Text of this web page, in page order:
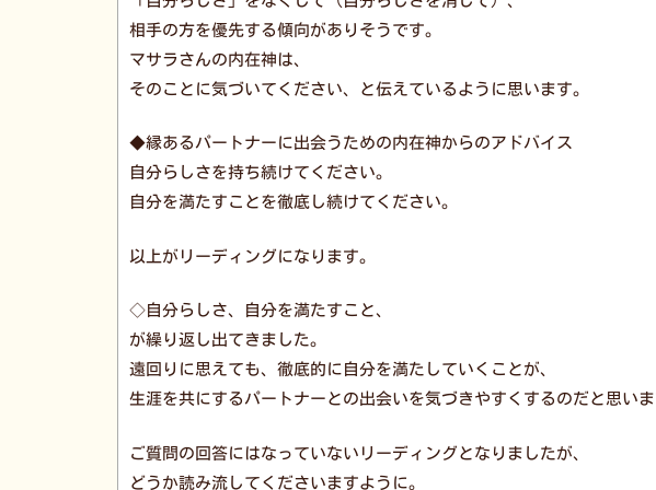
相手の方を優先する傾向がありそうです。
マサラさんの内在神は、
そのことに気づいてください、と伝えているように思います。
◆縁あるパートナーに出会うための内在神からのアドバイス
自分らしさを持ち続けてください。
自分を満たすことを徹底し続けてください。
以上がリーディングになります。
◇自分らしさ、自分を満たすこと、
が繰り返し出てきました。
遠回りに思えても、徹底的に自分を満たしていくことが、
生涯を共にするパートナーとの出会いを気づきやすくするのだと思いま
ご質問の回答にはなっていないリーディングとなりましたが、
どうか読み流してくださいますように。